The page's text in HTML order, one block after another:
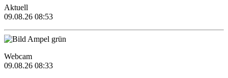
Aktuell
09.08.26 08:53
Webcam
09.08.26 08:33